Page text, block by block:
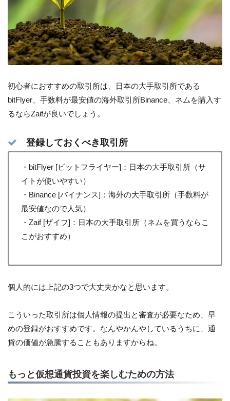
初心者におすすめの取引所は、日本の大手取引所である
bitFlyer、手数料が最安値の海外取引所Binance、ネムを購入す
るならZaifが良いでしょう。
登録しておくべき取引所
・bitFlyer [ビットフライヤー]：日本の大手取引所（サ
イトが使いやすい）
・Binance [バイナンス]：海外の大手取引所（手数料が
最安値なので人気）
・Zaif [ザイフ]：日本の大手取引所（ネムを買うならこ
こがおすすめ）
個人的には上記の3つで大丈夫かなと思います。
こういった取引所は個人情報の提出と審査が必要なため、早
めの登録がおすすめです。なんやかんやしているうちに、通
貨の価値が急騰することもありますからね。
もっと仮想通貨投資を楽しむための方法